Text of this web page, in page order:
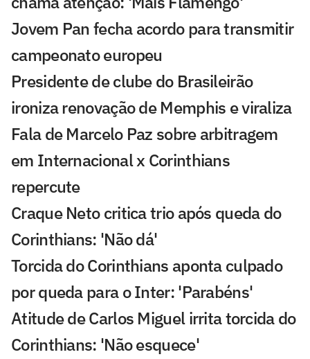
Jovem Pan fecha acordo para transmitir
campeonato europeu
Presidente de clube do Brasileirão
ironiza renovação de Memphis e viraliza
Fala de Marcelo Paz sobre arbitragem
em Internacional x Corinthians
repercute
Craque Neto critica trio após queda do
Corinthians: 'Não dá'
Torcida do Corinthians aponta culpado
por queda para o Inter: 'Parabéns'
Atitude de Carlos Miguel irrita torcida do
Corinthians: 'Não esquece'